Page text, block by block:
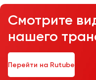
Смотрите
нашего
Перейти на Rutube